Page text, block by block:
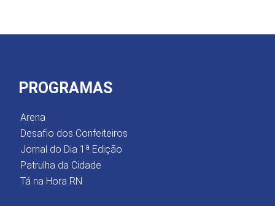
PROGRAMAS
Arena
Desafio dos Confeiteiros
Jornal do Dia 1ª Edição
Patrulha da Cidade
Tá na Hora RN